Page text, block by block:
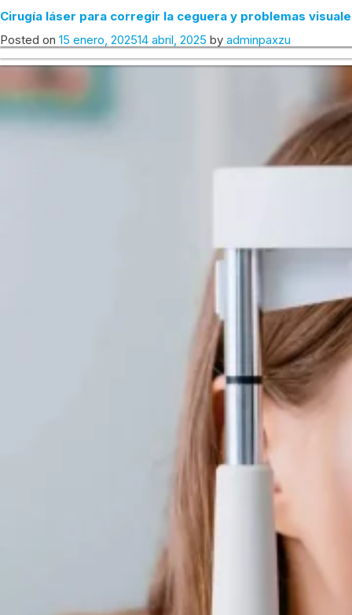
ETIQUETA:CIRUGÍA LÁSER
Quienes no son aptos para la cirugia laser
Posted on 11 febrero, 202511 abril, 2025 byadminpaxzu
Cirugía láser para corregir la ceguera y problemas
Posted on 15 enero, 202514 abril, 2025 by adminpaxzu